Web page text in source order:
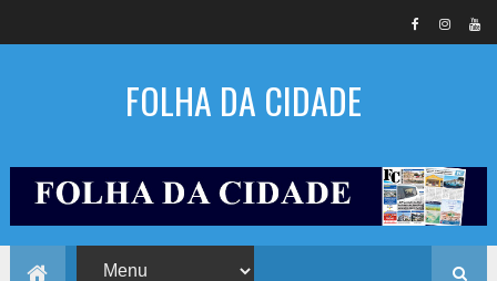
FOLHA DA CIDADE